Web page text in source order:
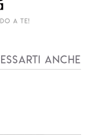
a te!
anche